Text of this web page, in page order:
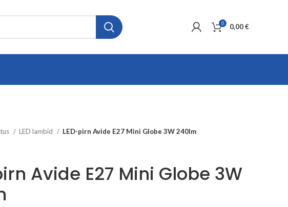
0 0,00€
LED lambid LED-pirn Avide E27 Mini Globe 3W 240lm
Avide E27 Mini Globe 3W